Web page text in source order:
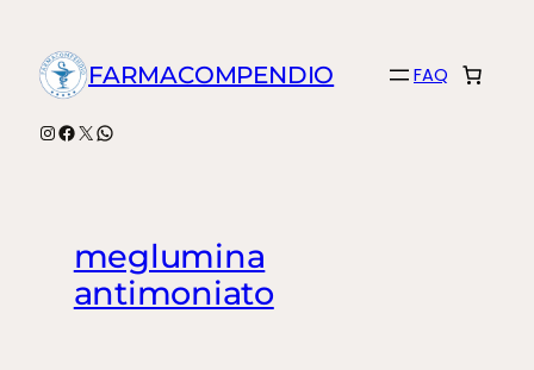
contenidoFARMACOMPENDIO FAQ
Instagram
Facebook
X WhatsApp
meglumina
antimoniato